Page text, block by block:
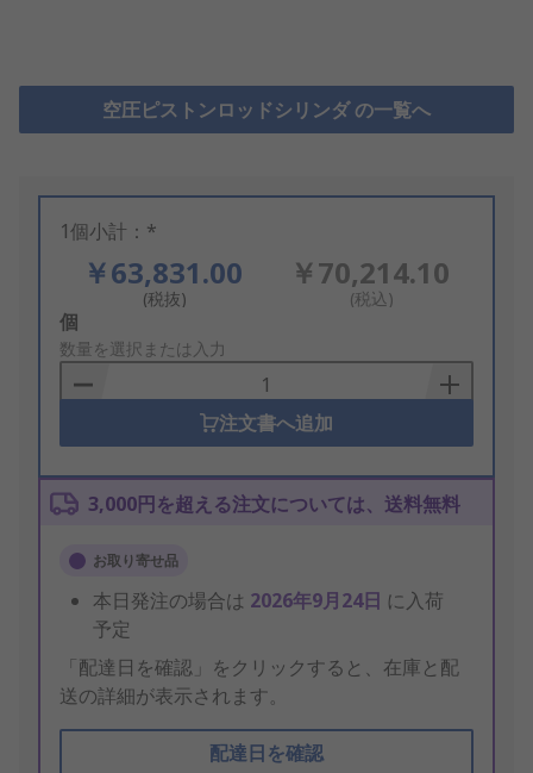
空圧ピストンロッドシリンダ の一覧へ
1個小計：*
￥63,831.00
(税抜)
￥70,214.10
(税込)
Add
to
Basket
個
数量を選択または入力
注文書へ追加
3,000円を超える注文については、送料無料
お取り寄せ品
本日発注の場合は 2026年9月24日 に入荷
予定
「配達日を確認」をクリックすると、在庫と配
送の詳細が表示されます。
配達日を確認